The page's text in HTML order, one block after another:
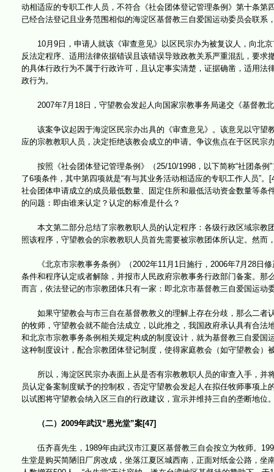
动相适应的专职工作人员，不符合《社会团体登记管理条例》第十条
已经合法登记且业务范围相似的海淀区基督教三自爱国运动委员会联系
10月9日，申请人就该《审查意见》以区民宗办为被复议人，向北京
反法定程序、适用法律依据错误且该错误导致政教关系严重混乱，要
的具体行政行为不属于行政许可，且认定事实清楚，证据确凿，适用
政行为。
2007年7月18日，守望教会发起人向国家宗教事务局递交《基督教
该案争议起因于海淀区民宗办出具的《审查意见》。该意见以守望
应的宗教教职人员，决定拒绝该教会成立的申请。争议焦点在于区民
按照《社会团体登记管理条例》（25/10/1998，以下简称“社团条例
了6项条件，其中第四项就是“有与其业务活动相适应的专职工作人员”
社会团体申请成立的成员最低数量、固定住所和最低活动资金数量等条
的问题：即由谁来认定？认定的标准是什么？
本文第二部分总结了宗教教职人员的认定程序：各级行政区域宗
照该程序，守望教会的宗教教职人员首先需要被宗教团体所认定。然而
《北京市宗教事务条例》（2002年11月1日施行，2006年7月28日修
条件和程序认定或者解除，并报市人民政府宗教事务行政部门备案。
而言，依法登记的市宗教团体只有一家：即北京市基督教三自爱国运动
如果守望教会与市三自在基督教教义的理解上存在分歧，那么二者
的牧师，守望教会就不能合法成立，以此推之，我国政府承认具有合
和北京市宗教事务条例相关规定构成的制度设计，就为基督教三自爱
这种制度设计，配合宗教团体登记制度，使得家庭教会（如守望教会）
所以，海淀区民宗办表面上从是否有宗教教职人员的审查入手，并
员认定备案制度赋予的控制权，否定守望教会发起人在拟任牧师事项
以试图将守望教会纳入区三自的行政建议，宣示并维持三自的垄断地位
（二）2009年武汉“恩光堂”案[47]
伍齐喜先生，1989年由武汉市江夏区基督教三自会按立为牧师。
生堂是购买简陋旧厂房改成，坐落江夏区城西南，正面对纸金公路，